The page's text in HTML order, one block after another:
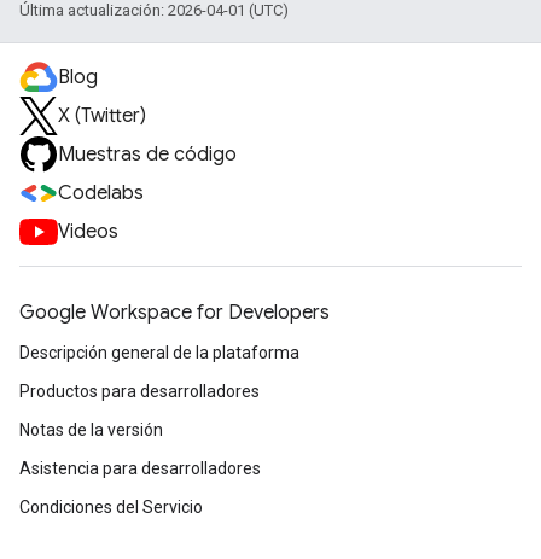
Última actualización: 2026-04-01 (UTC)
Blog
X (Twitter)
Muestras de código
Codelabs
Videos
Google Workspace for Developers
Descripción general de la plataforma
Productos para desarrolladores
Notas de la versión
Asistencia para desarrolladores
Condiciones del Servicio